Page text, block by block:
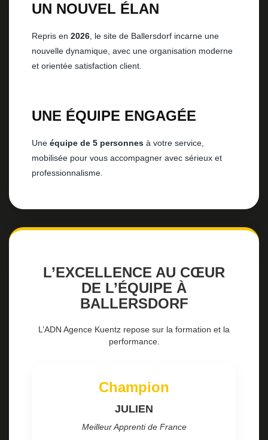
UN NOUVEL ÉLAN
Repris en 2026, le site de Ballersdorf incarne une
nouvelle dynamique, avec une organisation moderne
et orientée satisfaction client.
UNE ÉQUIPE ENGAGÉE
Une équipe de 5 personnes à votre service,
mobilisée pour vous accompagner avec sérieux et
professionnalisme.
L’EXCELLENCE AU CŒUR
DE L’ÉQUIPE À
BALLERSDORF
L’ADN Agence Kuentz repose sur la formation et la
performance.
Champion
JULIEN
Meilleur Apprenti de France